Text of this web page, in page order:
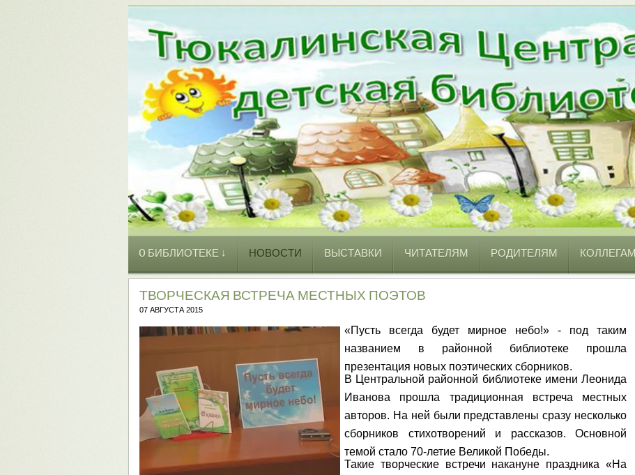
O БИБЛИОТЕКЕ ↓ НОВОСТИ ВЫСТАВКИ ЧИТАТЕЛЯМ РОДИТЕЛЯМ КОЛЛЕГАМ
ТВОРЧЕСКАЯ ВСТРЕЧА МЕСТНЫХ ПОЭТОВ
07 АВГУСТА 2015
«Пусть всегда будет мирное небо!» - под таким
названием в районной библиотеке прошла
презентация новых поэтических сборников.
В Центральной районной библиотеке имени Леонида
Иванова прошла традиционная встреча местных
авторов. На ней были представлены сразу несколько
сборников стихотворений и рассказов. Основной
темой стало 70-летие Великой Победы.
Такие творческие встречи накануне праздника «На